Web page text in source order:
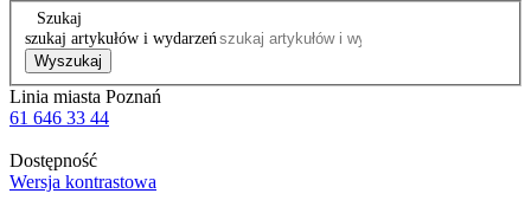
Szukaj
szukaj artykułów i wydarzeń
Wyszukaj
Linia miasta Poznań
61 646 33 44
Dostępność
Wersja kontrastowa